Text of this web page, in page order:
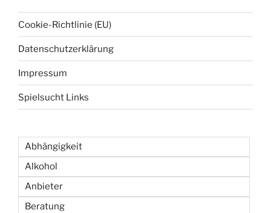
Cookie-Richtlinie (EU)
Datenschutzerklärung
Impressum
Spielsucht Links
Abhängigkeit
Alkohol
Anbieter
Beratung